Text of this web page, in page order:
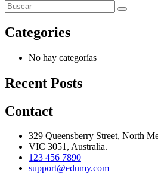
Categories
No hay categorías
Recent Posts
Contact
329 Queensberry Street, North
VIC 3051, Australia.
123 456 7890
support@edumy.com